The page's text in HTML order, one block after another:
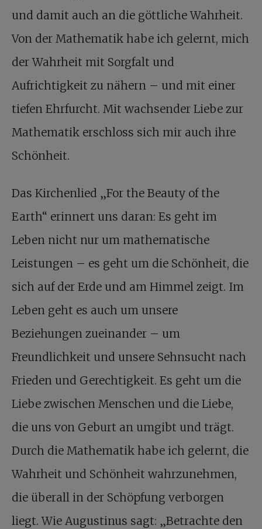
und damit auch an die göttliche Wahrheit.
Von der Mathematik habe ich gelernt, mich
der Wahrheit mit Sorgfalt und
Aufrichtigkeit zu nähern – und mit einer
tiefen Ehrfurcht. Mit wachsender Liebe zur
Mathematik erschloss sich mir auch ihre
Schönheit.
Das Kirchenlied „For the Beauty of the
Earth“ erinnert uns daran: Es geht im
Leben nicht nur um mathematische
Leistungen – es geht um die Schönheit, die
sich auf der Erde und am Himmel zeigt. Im
Leben geht es auch um unsere
Beziehungen zueinander – um
Freundlichkeit und unsere Sehnsucht nach
Frieden und Gerechtigkeit. Es geht um die
Liebe zwischen Menschen und die Liebe,
die uns von Geburt an umgibt und trägt.
Durch die Mathematik habe ich gelernt, die
Wahrheit und Schönheit wahrzunehmen,
die überall in der Schöpfung verborgen
liegt. Wie Augustinus sagt: „Betrachte den